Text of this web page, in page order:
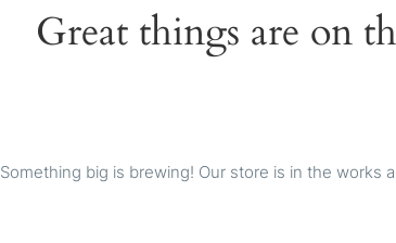
Great things are on
Something big is brewing! Our store is in the works